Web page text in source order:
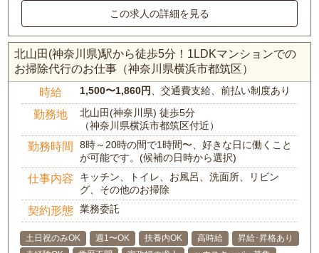
この求人の詳細を見る
北山田(神奈川県)駅から徒歩5分！1LDKマンションでの
お掃除代行のお仕事（神奈川県横浜市都筑区）
時給 1,500〜1,860円、交通費支給、前払い制度あり
勤務地
北山田(神奈川県) 徒歩5分
（神奈川県横浜市都筑区付近）
勤務時間
8時～20時の間で1時間〜、好きな日に働くこと
が可能です。(候補の日時から選択)
仕事内容
キッチン、トイレ、お風呂、洗面所、リビン
グ、その他のお掃除
契約形態 業務委託
土日祝のみOK 週1〜OK 扶養内OK 高時給
昇給･昇格あり